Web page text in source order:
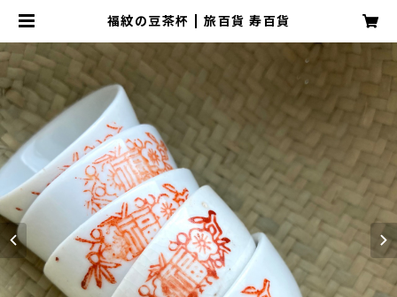
福紋の豆茶杯 | 旅百貨 寿百貨